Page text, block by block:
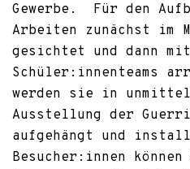
Gewerbe. Für den
Arbeiten zunächst im
gesichtet und dann
Schüler:innenteams
werden sie in
Ausstellung der
aufgehängt und
Besucher:innen können